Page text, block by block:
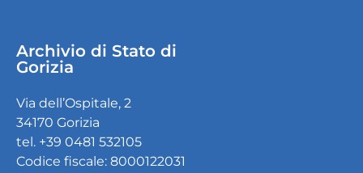
Archivio di Stato di
Gorizia
Via dell’Ospitale, 2
34170 Gorizia
tel. +39 0481 532105
Codice fiscale: 8000122031